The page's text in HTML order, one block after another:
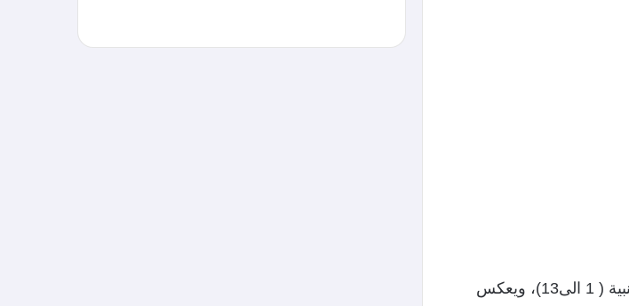
أولها : تراجع النص المسرحى المصرى، والعربى فى مقابل النصوص الأجنبية ( 1 الى13)، ويعكس